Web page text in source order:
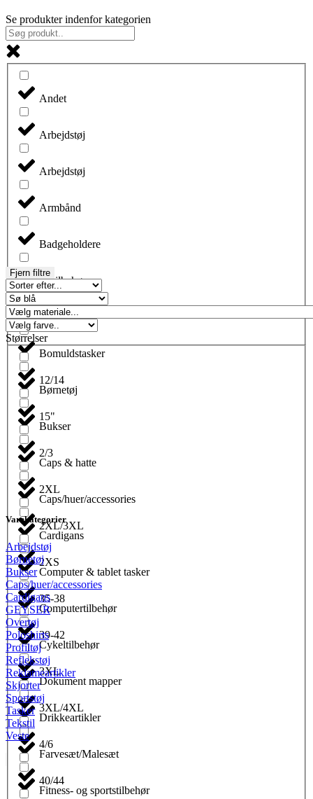
Se produkter indenfor kategorien
Andet
Arbejdstøj
Arbejdstøj
Armbånd
Badgeholdere
Biltilbehør
Blyanter
Bomuldstasker
Børnetøj
Bukser
Caps & hatte
Caps/huer/accessories
Cardigans
Computer & tablet tasker
Computertilbehør
Cykeltilbehør
Dokument mapper
Drikkeartikler
Farvesæt/Malesæt
Fitness- og sportstilbehør
Fjern filtre
Størrelser
12/14
15"
2/3
2XL
2XL/3XL
2XS
35-38
39-42
3XL
3XL/4XL
4/6
40/44
Varekategorier
Arbejdstøj
Børnetøj
Bukser
Caps/huer/accessories
Cardigans
GEYSER
Overtøj
Poloshirts
Profiltøj
Reflekstøj
Reklameartikler
Skjorter
Sportstøj
Tasker
Tekstil
Veste